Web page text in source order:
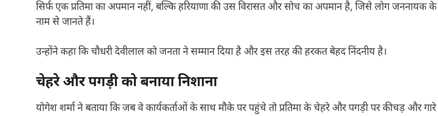
सिर्फ एक प्रतिमा का अपमान नहीं, बल्कि हरियाणा की उस विरासत और सोच का अपमान है, जिसे लोग जननायक के
नाम से जानते हैं।
उन्होंने कहा कि चौधरी देवीलाल को जनता ने सम्मान दिया है और इस तरह की हरकत बेहद निंदनीय है।
चेहरे और पगड़ी को बनाया निशाना
योगेश शर्मा ने बताया कि जब वे कार्यकर्ताओं के साथ मौके पर पहुंचे तो प्रतिमा के चेहरे और पगड़ी पर कीचड़ और गारे